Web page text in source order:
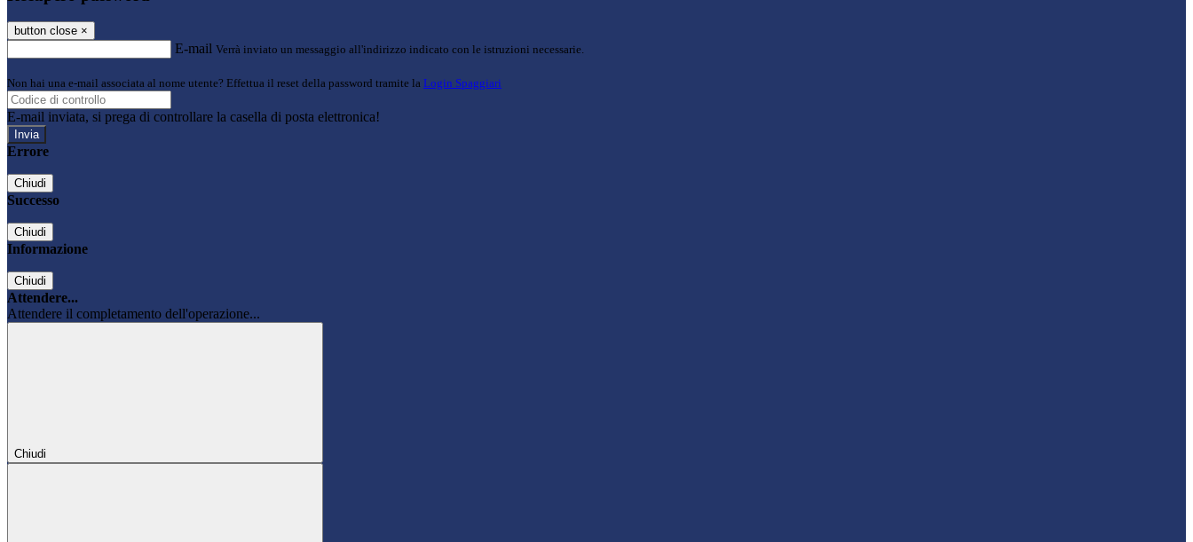
button close ×
E-mail Verrà inviato un messaggio all'indirizzo indicato con le istruzioni necessarie.
Non hai una e-mail associata al nome utente? Effettua il reset della password tramite la Login Spaggiari
E-mail inviata, si prega di controllare la casella di posta elettronica!
Errore
Chiudi
Successo
Chiudi
Informazione
Chiudi
Attendere...
Attendere il completamento dell'operazione...
Chiudi